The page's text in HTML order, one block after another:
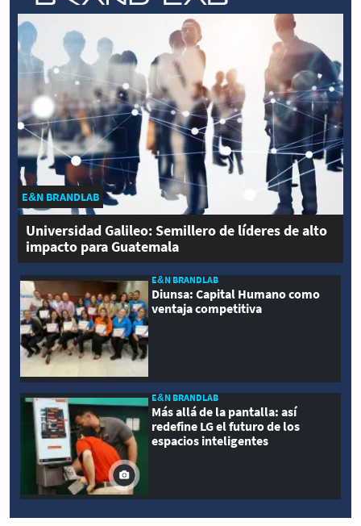
E&N BRANDLAB
Universidad Galileo: Semillero de líderes de alto
impacto para Guatemala
E&N BRANDLAB
Diunsa: Capital Humano como
ventaja competitiva
E&N BRANDLAB
Más allá de la pantalla: así
redefine LG el futuro de los
espacios inteligentes